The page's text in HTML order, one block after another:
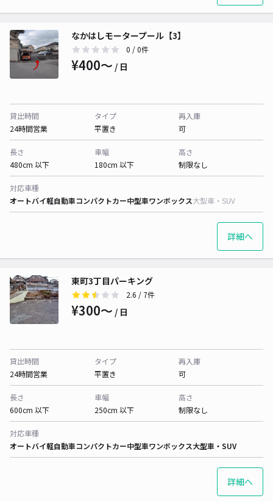
なかはしモータープール【3】
0 / 0件
¥400〜 / 日
貸出時間
24時間営業
タイプ
平置き
再入庫
可
長さ
480cm 以下
車幅
180cm 以下
高さ
制限なし
対応車種
オートバイ軽自動車コンパクトカー中型車ワンボックス大型車・SUV
詳細へ
東町3丁目パーキング
2.6 / 7件
¥300〜 / 日
貸出時間
24時間営業
タイプ
平置き
再入庫
可
長さ
600cm 以下
車幅
250cm 以下
高さ
制限なし
対応車種
オートバイ軽自動車コンパクトカー中型車ワンボックス大型車・SUV
詳細へ